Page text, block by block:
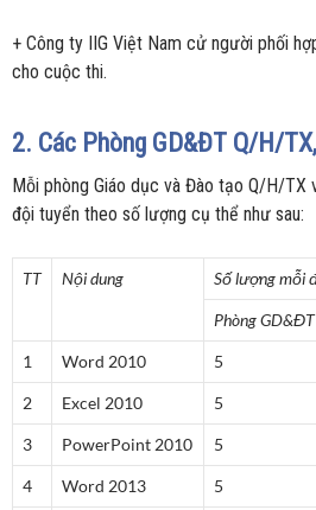
+ Công ty IIG Việt Nam cử người phối
cho cuộc thi.
2. Các Phòng GD&ĐT Q/H/
Mỗi phòng Giáo dục và Đào tạo Q/H/
đội tuyển theo số lượng cụ thể như sau:
TT Nội dung Số lượng mỗi
Phòng GD&ĐT
1 Word 2010 5
2 Excel 2010 5
3 PowerPoint 2010 5
4 Word 2013 5